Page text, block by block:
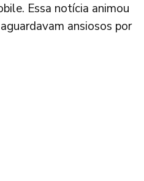
Essa notícia animou
ansiosos por